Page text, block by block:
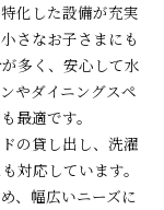
化した設備が充実
さなお子さまにも
多く、安心して水
やダイニングスペ
最適です。
の貸し出し、洗濯
対応しています。
、幅広いニーズに